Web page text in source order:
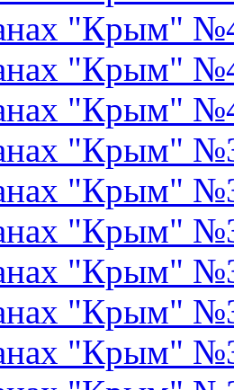
"Крым"
"Крым"
"Крым"
"Крым"
"Крым"
"Крым"
"Крым"
"Крым"
"Крым"